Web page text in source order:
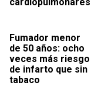
Fumador menor
de 50 años: ocho
veces más riesgo
de infarto que sin
tabaco